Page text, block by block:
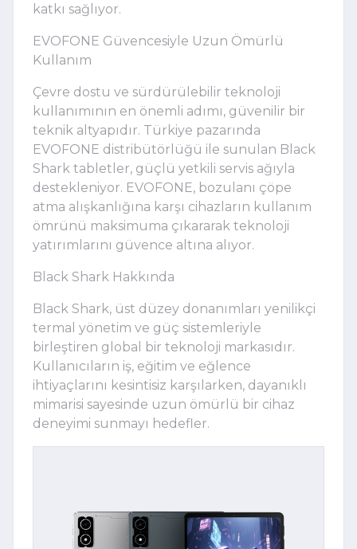
katkı sağlıyor.
EVOFONE Güvencesiyle Uzun Ömürlü
Kullanım
Çevre dostu ve sürdürülebilir teknoloji
kullanımının en önemli adımı, güvenilir bir
teknik altyapıdır. Türkiye pazarında
EVOFONE distribütörlüğü ile sunulan Black
Shark tabletler, güçlü yetkili servis ağıyla
destekleniyor. EVOFONE, bozulanı çöpe
atma alışkanlığına karşı cihazların kullanım
ömrünü maksimuma çıkararak teknoloji
yatırımlarını güvence altına alıyor.
Black Shark Hakkında
Black Shark, üst düzey donanımları yenilikçi
termal yönetim ve güç sistemleriyle
birleştiren global bir teknoloji markasıdır.
Kullanıcıların iş, eğitim ve eğlence
ihtiyaçlarını kesintisiz karşılarken, dayanıklı
mimarisi sayesinde uzun ömürlü bir cihaz
deneyimi sunmayı hedefler.